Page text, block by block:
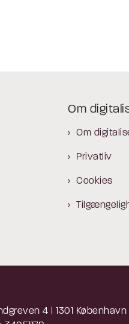
Om
Om
Privatliv
Cookies
4 | 1301 København